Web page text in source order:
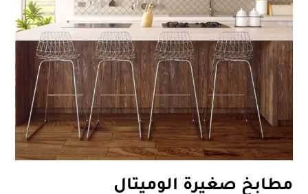
مطابخ صغيرة الوميتال